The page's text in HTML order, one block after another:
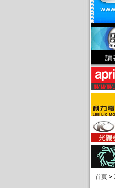
讀
首頁 >